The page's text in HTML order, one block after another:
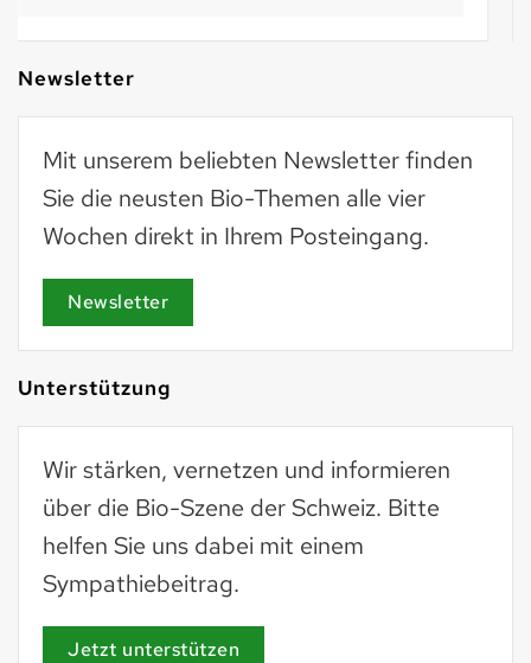
Newsletter
Mit unserem beliebten Newsletter finden
Sie die neusten Bio-Themen alle vier
Wochen direkt in Ihrem Posteingang.
Newsletter
Unterstützung
Wir stärken, vernetzen und informieren
über die Bio-Szene der Schweiz. Bitte
helfen Sie uns dabei mit einem
Sympathiebeitrag.
Jetzt unterstützen